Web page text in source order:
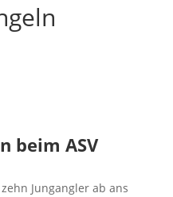
beim ASV
Jungangler ab ans